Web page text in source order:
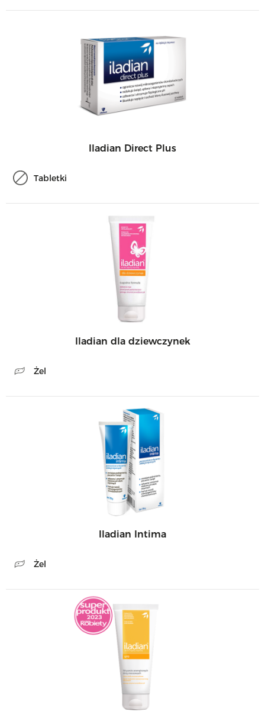
Iladian Direct Plus
Tabletki
Iladian dla dziewczynek
Żel
Iladian Intima
Żel